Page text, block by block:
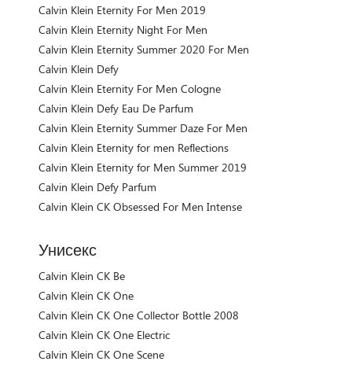
Calvin Klein Eternity For Men 2019
Calvin Klein Eternity Night For Men
Calvin Klein Eternity Summer 2020 For Men
Calvin Klein Defy
Calvin Klein Eternity For Men Cologne
Calvin Klein Defy Eau De Parfum
Calvin Klein Eternity Summer Daze For Men
Calvin Klein Eternity for men Reflections
Calvin Klein Eternity for Men Summer 2019
Calvin Klein Defy Parfum
Calvin Klein CK Obsessed For Men Intense
Унисекс
Calvin Klein CK Be
Calvin Klein CK One
Calvin Klein CK One Collector Bottle 2008
Calvin Klein CK One Electric
Calvin Klein CK One Scene